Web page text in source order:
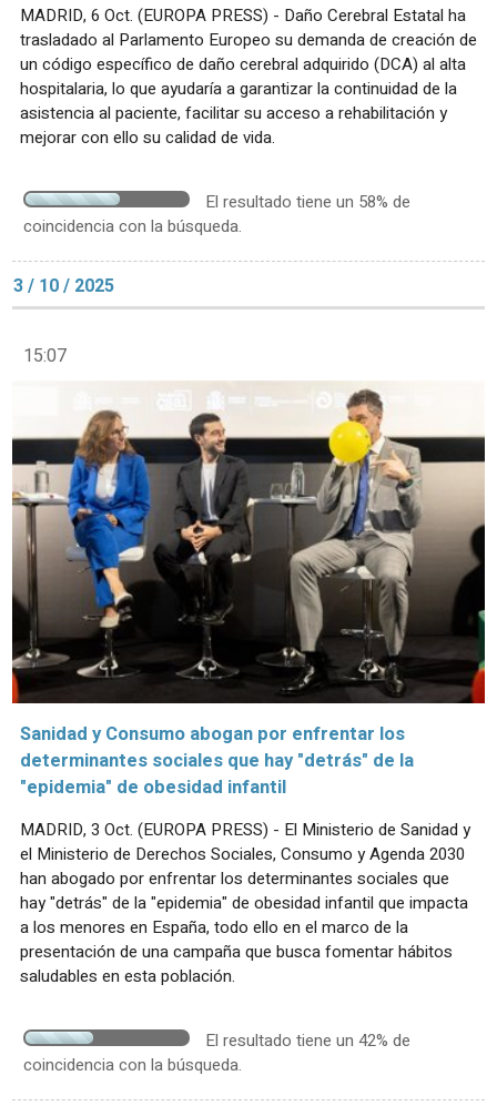
MADRID, 6 Oct. (EUROPA PRESS) - Daño Cerebral Estatal ha
trasladado al Parlamento Europeo su demanda de creación de
un código específico de daño cerebral adquirido (DCA) al alta
hospitalaria, lo que ayudaría a garantizar la continuidad de la
asistencia al paciente, facilitar su acceso a rehabilitación y
mejorar con ello su calidad de vida.
El resultado tiene un 58% de
coincidencia con la búsqueda.
3 / 10 / 2025
15:07
Sanidad y Consumo abogan por enfrentar los
determinantes sociales que hay "detrás" de la
"epidemia" de obesidad infantil
MADRID, 3 Oct. (EUROPA PRESS) - El Ministerio de Sanidad y
el Ministerio de Derechos Sociales, Consumo y Agenda 2030
han abogado por enfrentar los determinantes sociales que
hay "detrás" de la "epidemia" de obesidad infantil que impacta
a los menores en España, todo ello en el marco de la
presentación de una campaña que busca fomentar hábitos
saludables en esta población.
El resultado tiene un 42% de
coincidencia con la búsqueda.